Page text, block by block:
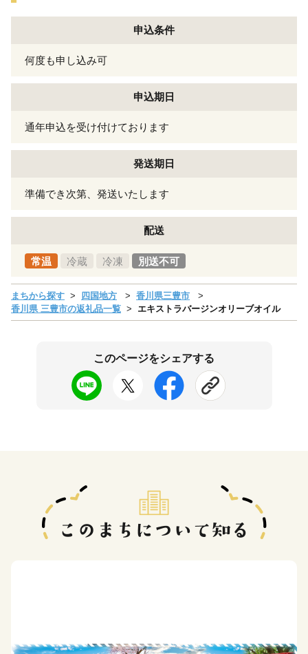
申込条件
何度も申し込み可
申込期日
通年申込を受け付けております
発送期日
準備でき次第、発送いたします
配送
常温 冷蔵 冷凍 別送不可
まちから探す 四国地方
香川県三豊市
香川県 三豊市の返礼品一覧
エキストラバージンオリーブオイル
このページをシェアする